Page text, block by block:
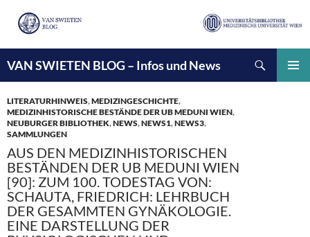
VAN SWIETEN BLOG – Infos und News
INHALT
SPRINGEN
LITERATURHINWEIS,MEDIZINGESCHICHTE,
MEDIZINHISTORISCHE BESTÄNDE DER UB MEDUNI WIEN,
NEUBURGER BIBLIOTHEK,NEWS,NEWS1,NEWS3,
SAMMLUNGEN
AUS DEN MEDIZINHISTORISCHEN
BESTÄNDEN DER UB MEDUNI WIEN
[90]: ZUM 100. TODESTAG VON:
SCHAUTA, FRIEDRICH: LEHRBUCH
DER GESAMMTEN GYNÄKOLOGIE.
EINE DARSTELLUNG DER